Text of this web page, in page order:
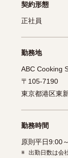
契約形態
正社員
勤務地
ABC Cooking
〒105-7190
東京都港区東
勤務時間
原則平日9:00
※
出勤日数は会